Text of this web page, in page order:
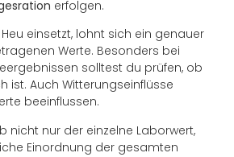
erfolgen.
einsetzt, lohnt sich ein genauer
Werte. Besonders bei
solltest du prüfen, ob
ist. Auch Witterungseinflüsse
beeinflussen.
nicht nur der einzelne Laborwert,
Einordnung der gesamten